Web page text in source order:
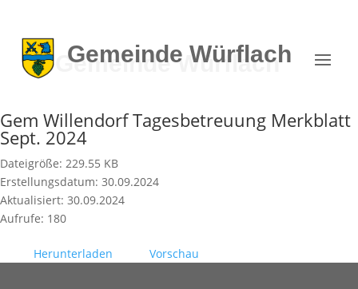
Gemeinde Würflach
Gem Willendorf Tagesbetreuung Merkblatt
Sept. 2024
Dateigröße: 229.55 KB
Erstellungsdatum: 30.09.2024
Aktualisiert: 30.09.2024
Aufrufe: 180
Herunterladen Vorschau